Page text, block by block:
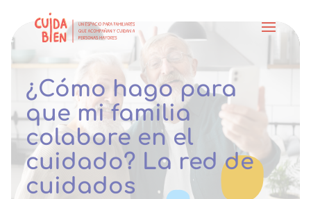
¿Cómo hago para
que mi familia
colabore en el
cuidado? La red de
cuidados